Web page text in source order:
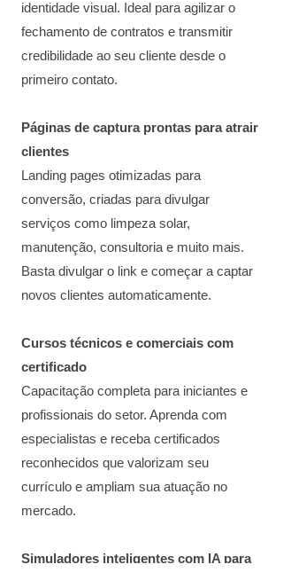
identidade visual. Ideal para agilizar o
fechamento de contratos e transmitir
credibilidade ao seu cliente desde o
primeiro contato.
Páginas de captura prontas para atrair
clientes
Landing pages otimizadas para
conversão, criadas para divulgar
serviços como limpeza solar,
manutenção, consultoria e muito mais.
Basta divulgar o link e começar a captar
novos clientes automaticamente.
Cursos técnicos e comerciais com
certificado
Capacitação completa para iniciantes e
profissionais do setor. Aprenda com
especialistas e receba certificados
reconhecidos que valorizam seu
currículo e ampliam sua atuação no
mercado.
Simuladores inteligentes com IA para